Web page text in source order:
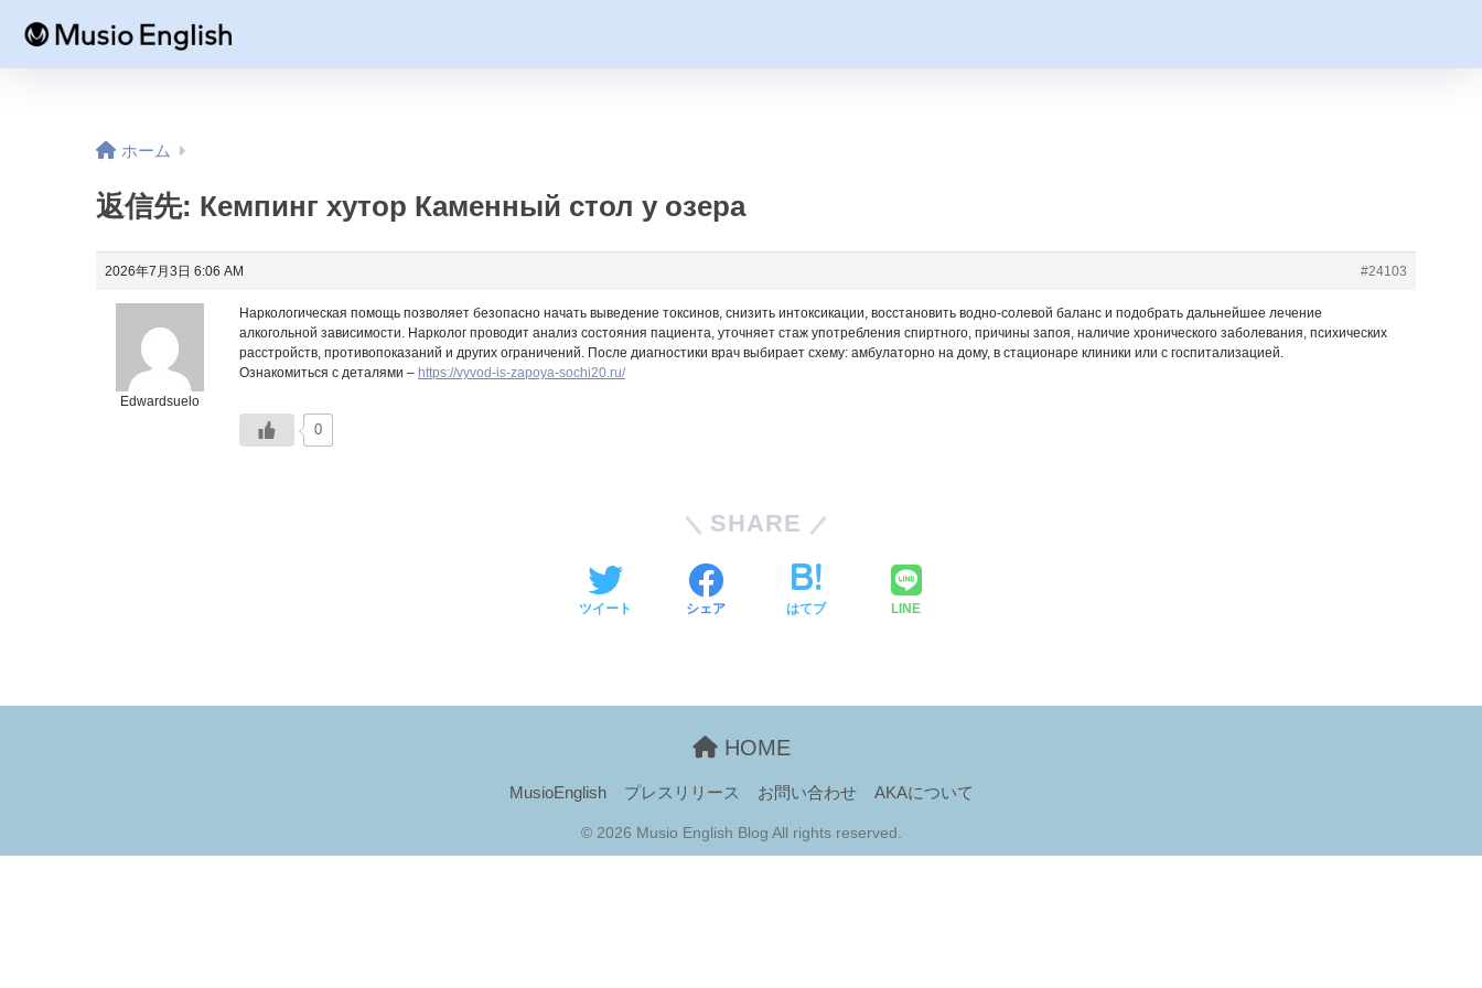
ホーム
返信先: Кемпинг хутор Каменный стол у озера
2026年7月3日 6:06 AM #24103
Edwardsuelo
Наркологическая помощь позволяет безопасно начать выведение токсинов, снизить интоксикации, восстановить водно-солевой баланс и подобрать дальнейшее лечение
алкогольной зависимости. Нарколог проводит анализ состояния пациента, уточняет стаж употребления спиртного, причины запоя, наличие хронического заболевания, психических
расстройств, противопоказаний и других ограничений. После диагностики врач выбирает схему: амбулаторно на дому, в стационаре клиники или с госпитализацией.
Ознакомиться с деталями – https://vyvod-is-zapoya-sochi20.ru/
0
SHARE
ツイート シェア はてブ LINE
HOME
MusioEnglish プレスリリース お問い合わせ AKAについて
© 2026 Musio English Blog All rights reserved.